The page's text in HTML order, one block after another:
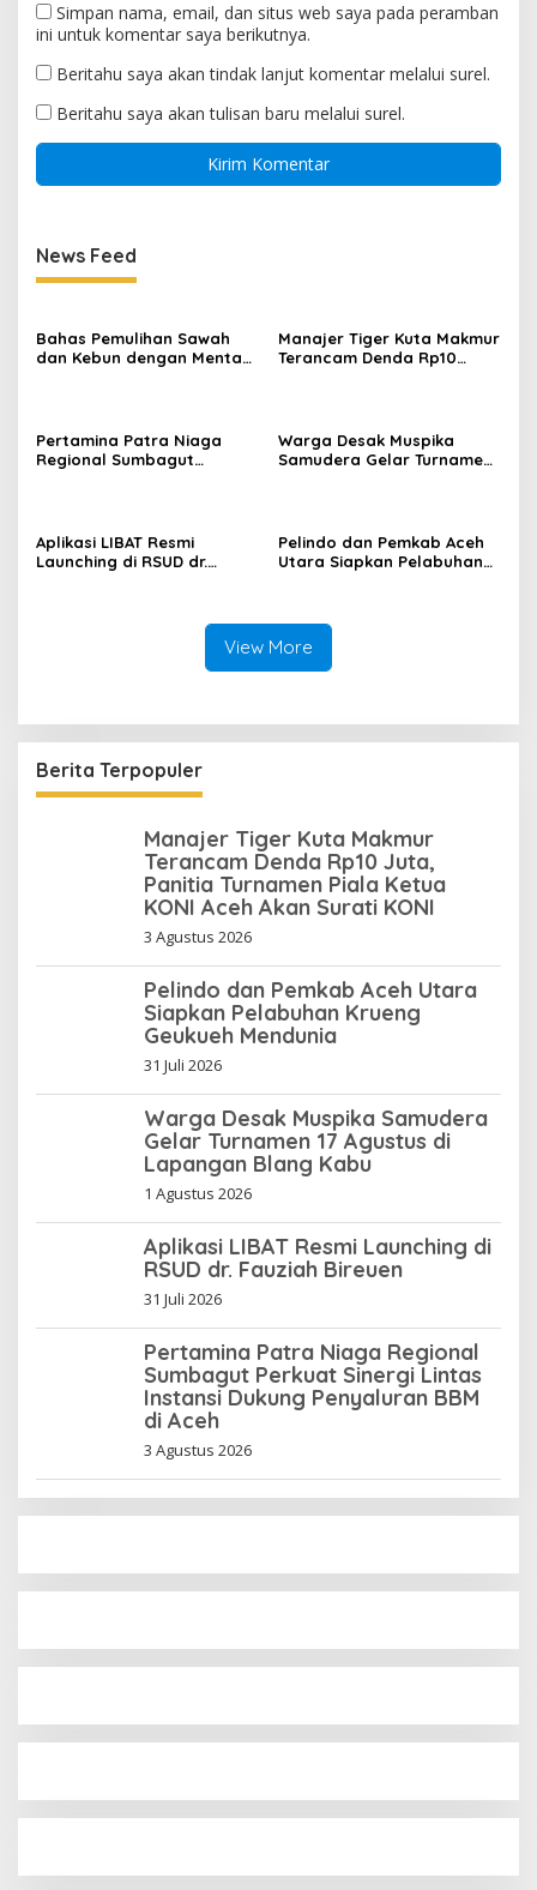
Simpan nama, email, dan situs web saya pada peramban
ini untuk komentar saya berikutnya.
Beritahu saya akan tindak lanjut komentar melalui surel.
Beritahu saya akan tulisan baru melalui surel.
News Feed
Bahas Pemulihan Sawah
dan Kebun dengan Mentan,
Manajer Tiger Kuta Makmur
Terancam Denda Rp10
Pertamina Patra Niaga
Regional Sumbagut
Warga Desak Muspika
Samudera Gelar Turnamen
Aplikasi LIBAT Resmi
Launching di RSUD dr.
Pelindo dan Pemkab Aceh
Utara Siapkan Pelabuhan
View More
Berita Terpopuler
Manajer Tiger Kuta Makmur
Terancam Denda Rp10 Juta,
Panitia Turnamen Piala Ketua
KONI Aceh Akan Surati KONI
3 Agustus 2026
Pelindo dan Pemkab Aceh Utara
Siapkan Pelabuhan Krueng
Geukueh Mendunia
31 Juli 2026
Warga Desak Muspika Samudera
Gelar Turnamen 17 Agustus di
Lapangan Blang Kabu
1 Agustus 2026
Aplikasi LIBAT Resmi Launching di
RSUD dr. Fauziah Bireuen
31 Juli 2026
Pertamina Patra Niaga Regional
Sumbagut Perkuat Sinergi Lintas
Instansi Dukung Penyaluran BBM
di Aceh
3 Agustus 2026